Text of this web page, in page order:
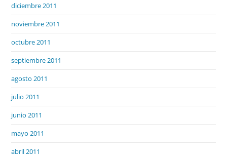
diciembre 2011
noviembre 2011
octubre 2011
septiembre 2011
agosto 2011
julio 2011
junio 2011
mayo 2011
abril 2011